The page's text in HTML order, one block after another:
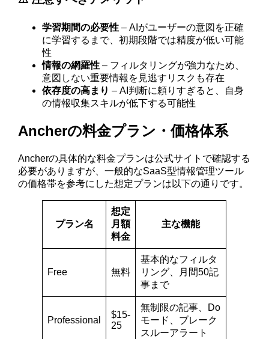
学習期間の必要性 – AIがユーザーの意図を正確
に学習するまで、初期段階では精度が低い可能
性
情報の網羅性 – フィルタリングが強力なため、
意図しない重要情報を見逃すリスクも存在
依存度の高まり – AI判断に頼りすぎると、自身
の情報収集スキルが低下する可能性
Ancherの料金プラン・価格体系
Ancherの具体的な料金プランは公式サイトで確認する
必要がありますが、一般的なSaaS型情報管理ツール
の価格帯を参考にした想定プランは以下の通りです。
プラン名
想定
月額
料金
主な機能
Free 無料
基本的なフィルタ
リング、月間50記
事まで
Professional
$15-
25
無制限の記事、Do
モード、ブレーク
スルーアラート